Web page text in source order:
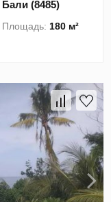
(8485)
Площадь: 180 м²